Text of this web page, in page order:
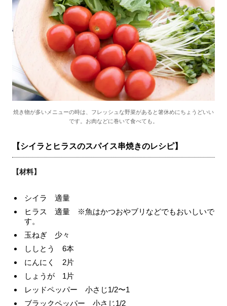
焼き物が多いメニューの時は、フレッシュな野菜があると箸休めにちょうどいい
です。お肉などに巻いて食べても。
【シイラとヒラスのスパイス串焼きのレシピ】
【材料】
シイラ 適量
ヒラス 適量 ※魚はかつおやブリなどでもおいしいで
す。
玉ねぎ 少々
ししとう 6本
にんにく 2片
しょうが 1片
レッドペッパー 小さじ1/2〜1
ブラックペッパー 小さじ1/2